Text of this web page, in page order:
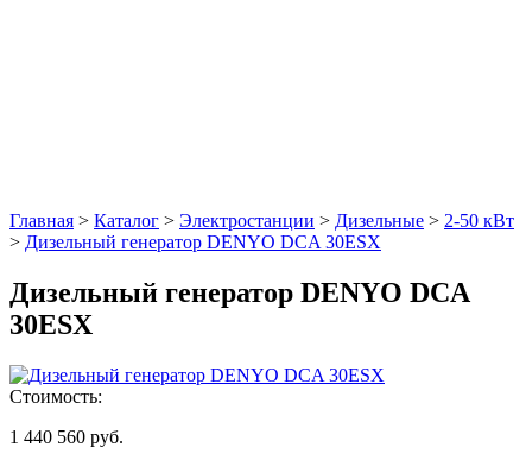
Главная > Каталог > Электростанции > Дизельные > 2-50 кВт
> Дизельный генератор DENYO DCA 30ESX
Дизельный генератор DENYO DCA
30ESX
Стоимость:
1 440 560 руб.